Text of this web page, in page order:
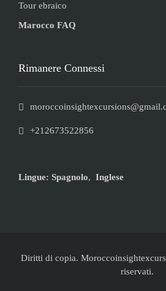
Tour ebraico
Marocco FAQ
Rimanere Connessi
+212673522856
Lingue: Spagnolo, Inglese
Diritti di copia.
riservati.